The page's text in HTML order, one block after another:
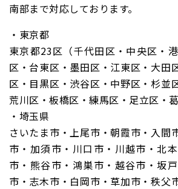
南部まで対応しております。
・東京都
東京都23区（千代田区・中央区・
区・台東区・墨田区・江東区・大田
区・目黒区・渋谷区・中野区・杉並
荒川区・板橋区・練馬区・足立区・
・埼玉県
さいたま市・上尾市・朝霞市・入間
市・加須市・川口市・川越市・北
市・熊谷市・鴻巣市・越谷市・坂
市・志木市・白岡市・草加市・秩父